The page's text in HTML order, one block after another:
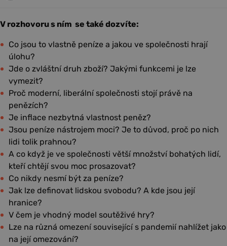
V rozhovoru s ním se také dozvíte:
Co jsou to vlastně peníze a jakou ve společnosti hrají
úlohu?
Jde o zvláštní druh zboží? Jakými funkcemi je lze
vymezit?
Proč moderní, liberální společnosti stojí právě na
penězích?
Je inflace nezbytná vlastnost peněz?
Jsou peníze nástrojem moci? Je to důvod, proč po nich
lidi tolik prahnou?
A co když je ve společnosti větší množství bohatých lidí,
kteří chtějí svou moc prosazovat?
Co nikdy nesmí být za peníze?
Jak lze definovat lidskou svobodu? A kde jsou její
hranice?
V čem je vhodný model soutěživé hry?
Lze na různá omezení související s pandemií nahlížet jako
na její omezování?